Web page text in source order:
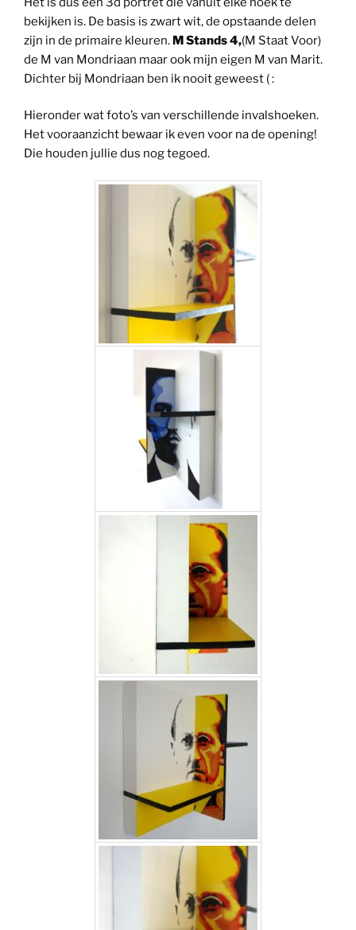
bekijken is. De basis is zwart wit, de opstaande delen
zijn in de primaire kleuren. M Stands 4,(M Staat Voor)
de M van Mondriaan maar ook mijn eigen M van Marit.
Dichter bij Mondriaan ben ik nooit geweest ( :
Hieronder wat foto’s van verschillende invalshoeken.
Het vooraanzicht bewaar ik even voor na de opening!
Die houden jullie dus nog tegoed.